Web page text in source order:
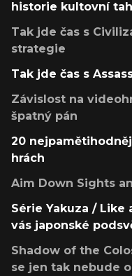
historie kultovní
Tak jde čas s
strategie
Tak jde čas s
Závislost na
špatný pán
20
hrách
Aim Down Sights
Série Yakuza / Like
vás japonské
Shadow of the
se jen tak nebude